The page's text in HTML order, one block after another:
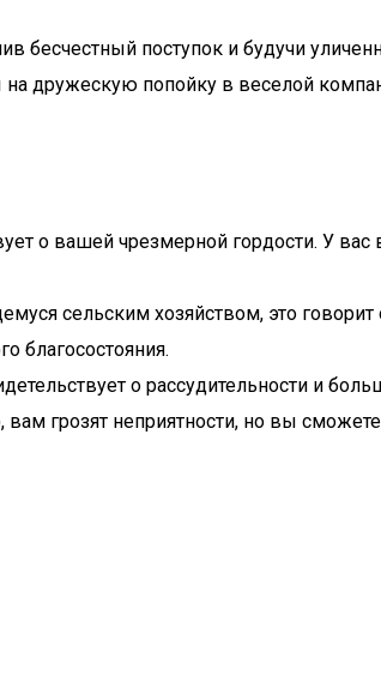
бесчестный поступок и будучи
дружескую попойку в веселой
о вашей чрезмерной гордости. У вас
сельским хозяйством, это
благосостояния.
о рассудительности и
грозят неприятности, но вы